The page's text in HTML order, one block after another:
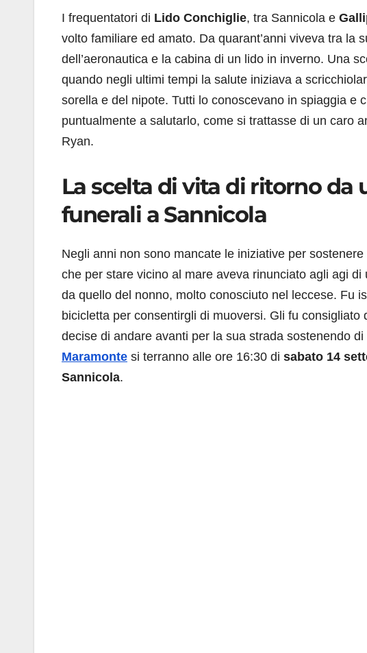
I frequentatori di Lido Conchiglie, tra Sannicola e
volto familiare ed amato. Da quarant’anni viveva tra la
dell’aeronautica e la cabina di un lido in inverno. Una
quando negli ultimi tempi la salute iniziava a
sorella e del nipote. Tutti lo conoscevano in spiaggia e
puntualmente a salutarlo, come si trattasse di un caro
Ryan.
La scelta di vita di ritorno da
funerali a Sannicola
Negli anni non sono mancate le iniziative per
che per stare vicino al mare aveva rinunciato agli agi
da quello del nonno, molto conosciuto nel leccese. Fu
bicicletta per consentirgli di muoversi. Gli fu
decise di andare avanti per la sua strada sostenendo
Maramonte si terranno alle ore 16:30 di sabato 14
Sannicola.